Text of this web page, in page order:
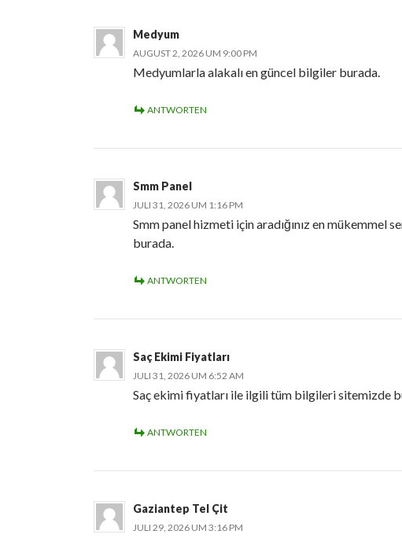
Medyum
AUGUST 2, 2026 UM 9:00 PM
Medyumlarla alakalı en güncel bilgiler burada.
ANTWORTEN
Smm Panel
JULI 31, 2026 UM 1:16 PM
Smm panel hizmeti için aradığınız en mükemmel
burada.
ANTWORTEN
Saç Ekimi Fiyatları
JULI 31, 2026 UM 6:52 AM
Saç ekimi fiyatları ile ilgili tüm bilgileri sitemizde
ANTWORTEN
Gaziantep Tel Çit
JULI 29, 2026 UM 3:16 PM